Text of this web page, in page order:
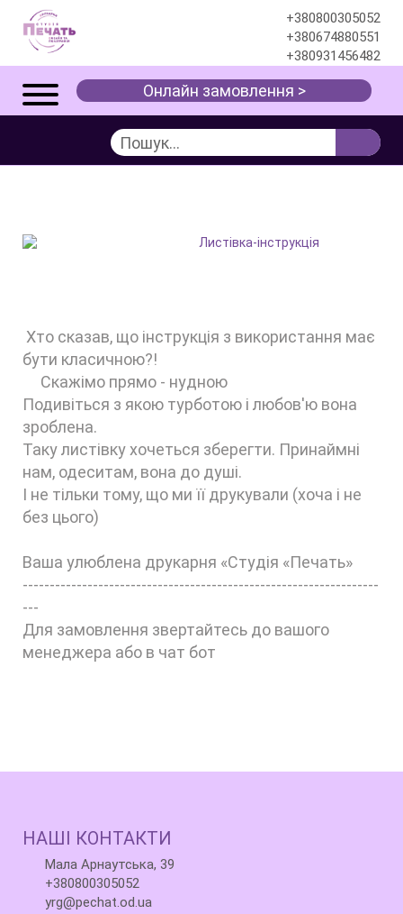
+380800305052
+380674880551
+380931456482
Онлайн замовлення >
Листівка-інструкція
Хто сказав, що інструкція з використання має
бути класичною?!
Скажімо прямо - нудною
Подивіться з якою турботою і любов'ю вона
зроблена.
Таку листівку хочеться зберегти. Принаймні
нам, одеситам, вона до душі.
І не тільки тому, що ми її друкували (хоча і не
без цього)
Ваша улюблена друкарня «Студія «Печать»
------------------------------------------------------------------
---
Для замовлення звертайтесь до вашого
менеджера або в чат бот
НАШІ КОНТАКТИ
Мала Арнаутська, 39
+380800305052
yrg@pechat.od.ua